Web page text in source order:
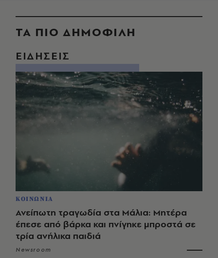
ΤΑ ΠΙΟ ΔΗΜΟΦΙΛΗ
ΕΙΔΗΣΕΙΣ
ΚΟΙΝΩΝΙΑ
Ανείπωτη τραγωδία στα Μάλια: Μητέρα
έπεσε από βάρκα και πνίγηκε μπροστά σε
τρία ανήλικα παιδιά
Newsroom